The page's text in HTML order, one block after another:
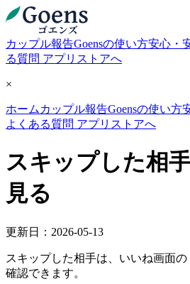
カップル報告Goensの使い方安心・
る質問 アプリストアへ
×
ホーム カップル報告Goensの使い方
よくある質問 アプリストアへ
スキップした相
見る
更新日：2026-05-13
スキップした相手は、いいね画面
確認できます。